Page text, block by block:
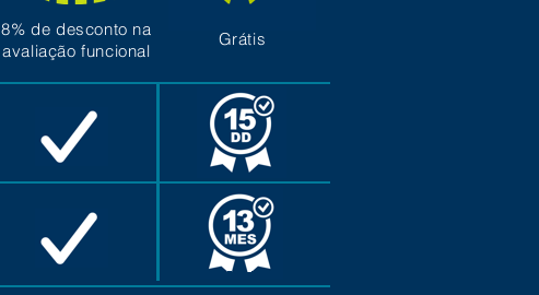
Grátis
8% de desconto na
avaliação funcional